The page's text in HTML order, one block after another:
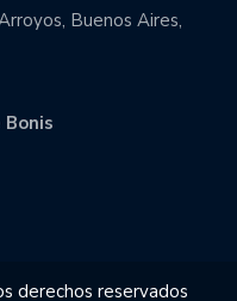
Buenos Aires,
Bonis
derechos reservados